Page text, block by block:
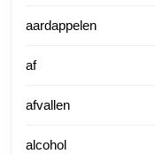
aardappelen
af
afvallen
alcohol